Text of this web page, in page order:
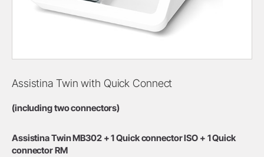
Assistina Twin with Quick Connect
(including two connectors)
Assistina Twin MB302 + 1 Quick connector ISO + 1 Quick
connector RM